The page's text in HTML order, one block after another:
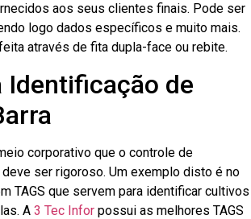
aos seus clientes finais. Pode ser
logo dados específicos e muito mais.
através de fita dupla-face ou rebite.
Identificação de
corporativo que o controle de
ser rigoroso. Um exemplo disto é no
TAGS que servem para identificar cultivos
A 3 Tec Infor possui as melhores TAGS